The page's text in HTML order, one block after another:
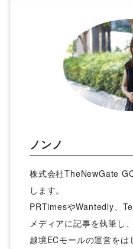
ノンノ
株式会社TheNewGate
します。
PRTimesやWantedly、
メディアに記事を執筆し
越境ECモールの運営を